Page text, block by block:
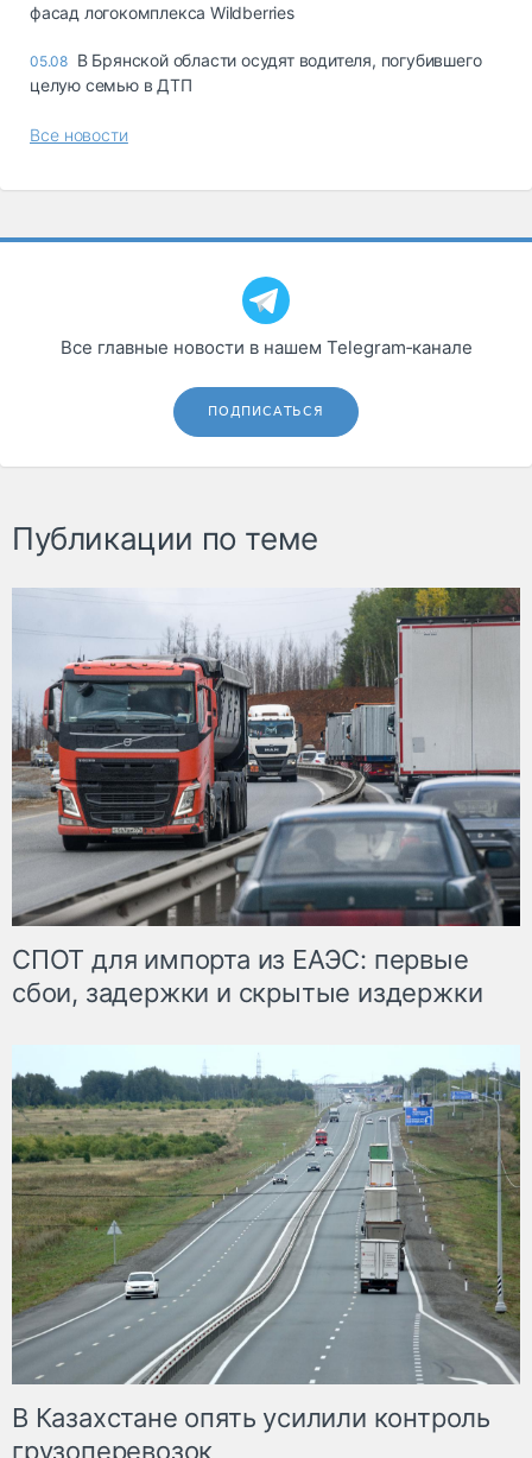
фасад логокомплекса Wildberries
05.08 В Брянской области осудят водителя, погубившего
целую семью в ДТП
Все новости
Все главные новости в нашем Telegram‑канале
ПОДПИСАТЬСЯ
Публикации по теме
СПОТ для импорта из ЕАЭС: первые
сбои, задержки и скрытые издержки
В Казахстане опять усилили контроль
грузоперевозок